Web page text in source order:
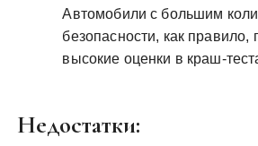
Автомобили с большим
безопасности, как правило,
высокие оценки в краш-
Недостатки: